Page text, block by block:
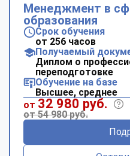
Менеджмент в
образования
Срок обучения
от 256 часов
Получаемый
Диплом о
переподготовке
Обучение на базе
Высшее, среднее
от 32 980 руб.
от 54 980 руб.